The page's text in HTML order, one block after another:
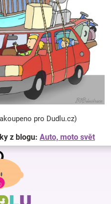
pro Dudlu.cz)
z blogu: Auto, moto svět